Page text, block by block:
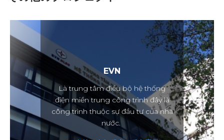
連
絡
EVN
Là trung tâm điều bộ hệ thống
điện miền trung công trình đây là
công trình thuộc sự đầu tư của nhà
nước.